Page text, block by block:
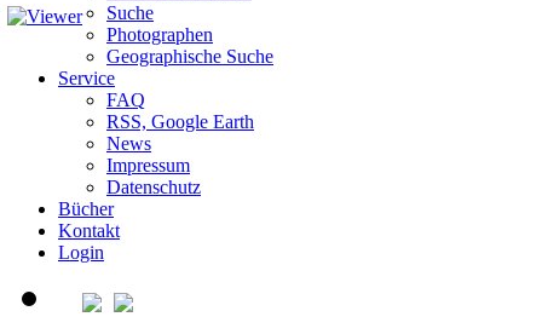
Suche
Photographen
Geographische Suche
Service
FAQ
RSS, Google Earth
News
Impressum
Datenschutz
Bücher
Kontakt
Login